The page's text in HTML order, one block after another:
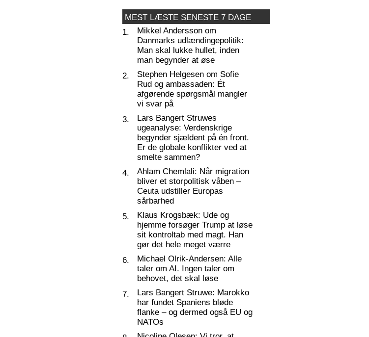
MEST LÆSTE SENESTE 7 DAGE
1.
Mikkel Andersson om
Danmarks udlændingepolitik:
Man skal lukke hullet, inden
man begynder at øse
2.
Stephen Helgesen om Sofie
Rud og ambassaden: Ét
afgørende spørgsmål mangler
vi svar på
3.
Lars Bangert Struwes
ugeanalyse: Verdenskrige
begynder sjældent på én front.
Er de globale konflikter ved at
smelte sammen?
4.
Ahlam Chemlali: Når migration
bliver et storpolitisk våben –
Ceuta udstiller Europas
sårbarhed
5.
Klaus Krogsbæk: Ude og
hjemme forsøger Trump at løse
sit kontroltab med magt. Han
gør det hele meget værre
6.
Michael Olrik-Andersen: Alle
taler om AI. Ingen taler om
behovet, det skal løse
7.
Lars Bangert Struwe: Marokko
har fundet Spaniens bløde
flanke – og dermed også EU og
NATOs